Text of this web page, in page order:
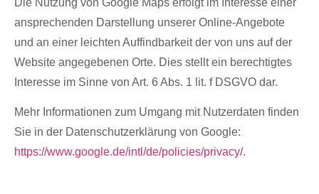
Die Nutzung von Google Maps erfolgt im Interesse einer
ansprechenden Darstellung unserer Online-Angebote
und an einer leichten Auffindbarkeit der von uns auf der
Website angegebenen Orte. Dies stellt ein berechtigtes
Interesse im Sinne von Art. 6 Abs. 1 lit. f DSGVO dar.
Mehr Informationen zum Umgang mit Nutzerdaten finden
Sie in der Datenschutzerklärung von Google:
https://www.google.de/intl/de/policies/privacy/.